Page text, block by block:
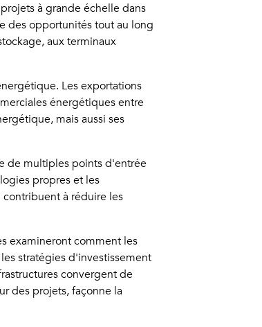
à grande échelle dans
des opportunités tout au long
aux terminaux
Les exportations
énergétiques entre
mais aussi ses
de multiples points d'entrée
propres et les
à réduire les
examineront comment les
stratégies d'investissement
convergent de
des projets, façonne la